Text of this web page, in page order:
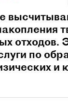
отходов.
по
и